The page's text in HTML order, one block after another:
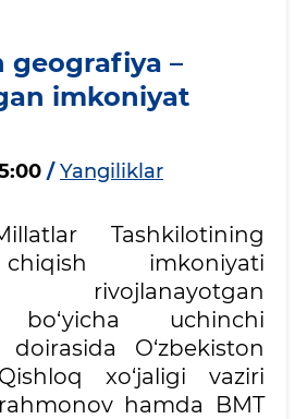
geografiya –
imkoniyat
/ Yangiliklar
Tashkilotining
imkoniyati
rivojlanayotgan
bo‘yicha uchinchi
doirasida O‘zbekiston
xo‘jaligi vaziri
hamda BMT